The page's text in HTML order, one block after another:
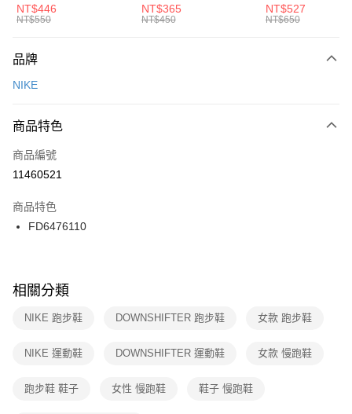
元大商業銀行
台灣樂天信用卡公司
AFTEE先享後付
【關於「AFTEE先享後付」】
便利好安心！
３．安心：先確認商品／服務後，再付款。
【「AFTEE先享後付」結帳流程】
１．於結帳方式選擇「AFTEE先享後付」後，將跳轉至「AFTEE先享後付」
２．訂單成立數日內，您將收到繳費通知簡訊。
３．收到繳費通知簡訊後14天內，點擊此簡訊中的連結，可透過四大超商／
ATM／網路銀行／等多元方式進行付款，方視為交易完成。
※ 交易是否成功請以「AFTEE先享後付 」之結帳頁面顯示為準，若有關於
是否繳費成功／繳費後需取消欲退款等相關疑問，請聯繫「AFTEE先享後付
客戶支援中心」
https://netprotections.freshdesk.com/support/home
１．透過由恩沛科技股份有限公司提供之「AFTEE先享後付」服務完成之交
權轉讓予恩沛科技股份有限公司。
運送方式
每筆NT$100，滿NT$1,500(含以上)免運費
宅配
每筆NT$100，滿NT$1,500(含以上)免運費
付款後門市自取
每筆NT$100，滿NT$1,500(含以上)免運費
中統襪 FZ3393100
NT$446
NT$550
EMBRDY 男女 短統襪
FZ3073133
NT$365
NT$450
BA5871010
NT$527
NT$650
品牌
NIKE
商品特色
商品編號
11460521
商品特色
FD6476110
相關分類
NIKE 跑步鞋 DOWNSHIFTER 跑步鞋 女款 跑步鞋
NIKE 運動鞋 DOWNSHIFTER 運動鞋 女款 慢跑鞋
跑步鞋 鞋子 女性 慢跑鞋 鞋子 慢跑鞋